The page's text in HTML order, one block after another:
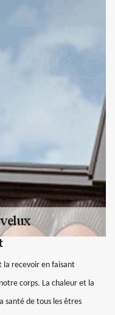
la recevoir en faisant
corps. La chaleur et la
santé de tous les êtres